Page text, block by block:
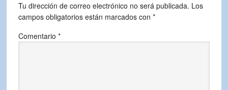
Tu dirección de correo electrónico no será publicada. Los
campos obligatorios están marcados con *
Comentario *